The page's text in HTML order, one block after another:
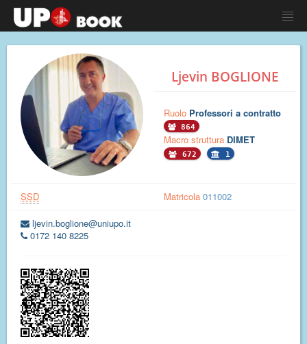
Ljevin BOGLIONE
Ruolo Professori a contratto
864
Macro struttura DIMET
672 1
SSD Matricola 011002
ljevin.boglione@uniupo.it
0172 140 8225